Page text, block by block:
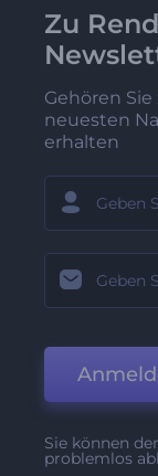
Zu
Gehören
neuesten
erhalten
Sie können
problemlos